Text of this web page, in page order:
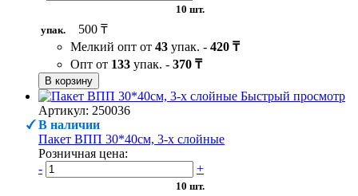
10 шт.
упак.
500 ₸
Мелкий опт от 43 упак. - 420 ₸
Опт от 133 упак. - 370 ₸
В корзину
Быстрый просмотр
Артикул: 250036
В наличии
Пакет ВПП 30*40см, 3-х слойные
Розничная цена:
-
+
10 шт.